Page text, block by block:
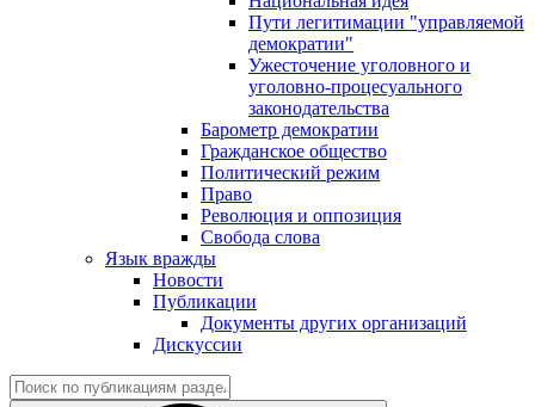
Пути легитимации "управляемой
демократии"
Ужесточение уголовного и
уголовно-процесуального
законодательства
Барометр демократии
Гражданское общество
Политический режим
Право
Революция и оппозиция
Свобода слова
Язык вражды
Новости
Публикации
Документы других организаций
Дискуссии